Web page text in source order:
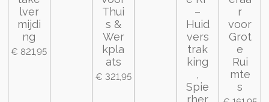
lver
mijdi
ng
€ 821,95
Thui
s &
Wer
kpla
ats
€ 321,95
–
Huid
vers
trak
king
,
Spie
rher
r
voor
Grot
e
Rui
mte
s